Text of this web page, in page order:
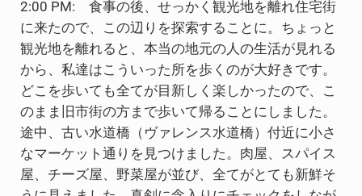
2:00 PM: 食事の後、せっかく観光地を離れ住宅街
に来たので、この辺りを探索することに。ちょっと
観光地を離れると、本当の地元の人の生活が見れる
から、私達はこういった所を歩くのが大好きです。
どこを歩いても全てが目新しく楽しかったので、こ
のまま旧市街の方まで歩いて帰ることにしました。
途中、古い水道橋（ヴァレンス水道橋）付近に小さ
なマーケット通りを見つけました。肉屋、スパイス
屋、チーズ屋、野菜屋が並び、全てがとても新鮮そ